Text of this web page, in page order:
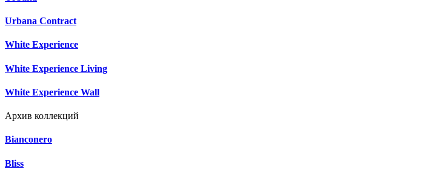
Urbana Contract
White Experience
White Experience Living
White Experience Wall
Архив коллекций
Bianconero
Bliss